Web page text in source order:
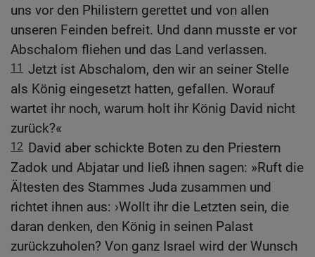
uns vor den Philistern gerettet und von allen
unseren Feinden befreit. Und dann musste er vor
Abschalom fliehen und das Land verlassen.
11 Jetzt ist Abschalom, den wir an seiner Stelle
als König eingesetzt hatten, gefallen. Worauf
wartet ihr noch, warum holt ihr König David nicht
zurück?«
12 David aber schickte Boten zu den Priestern
Zadok und Abjatar und ließ ihnen sagen: »Ruft die
Ältesten des Stammes Juda zusammen und
richtet ihnen aus: ›Wollt ihr die Letzten sein, die
daran denken, den König in seinen Palast
zurückzuholen? Von ganz Israel wird der Wunsch